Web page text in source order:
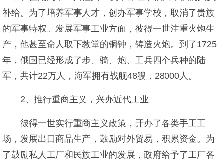
补给。为了培养军事人才，创办军事学校，取消了贵族
的军事特权。发展军事工业方面，彼得一世注重火炮生
产，他甚至命人取下教堂的铜钟，铸造火炮。到了1725
年，俄国已经形成了步、骑、炮、工兵四个兵种的陆
军，共计22万人，海军拥有战舰48艘，28000人。
2、推行重商主义，兴办近代工业
彼得一世实行重商主义政策，开办了各类手工工
场，发展出口商品生产，鼓励对外贸易，积累资金。为
了鼓励私人工厂和民族工业的发展，政府给予了工厂各